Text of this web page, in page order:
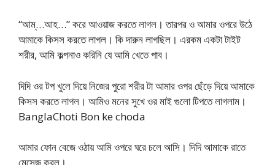
“আম্‌…আহ…” করে আওয়াজ করতে লাগল। তারপর ও আমার ওপরে উঠে
আমাকে কিসস করতে লাগল। কি দারুন লাগছিল। এরকম একটা টাইট
শরীর, আমি কল্পনাও করিনি যে আমি খেতে পাব।
দিদি ওর টপ খুলে দিয়ে নিজের পুরো শরীর টা আমার ওপর ছেঁড়ে দিয়ে আমাকে
কিসস করতে লাগল। আমিও মনের সুখে ওর মাই গুলো টিপতে লাগলাম।
BanglaChoti Bon ke choda
আমার ফোন বেজে ওঠায় আমি ওপরে ঘরে চলে আসি। দিদি আমাকে রাতে